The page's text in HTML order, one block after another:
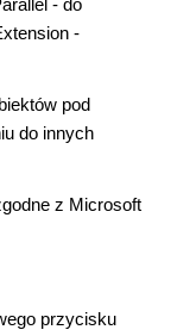
- do
-
pod
do innych
z Microsoft
przycisku